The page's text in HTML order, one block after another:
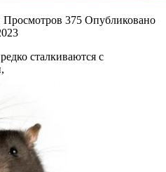
Просмотров 375 Опубликовано
сталкиваются с